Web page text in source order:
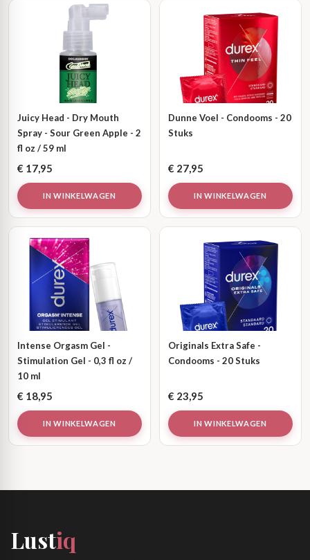
Juicy Head - Dry Mouth
Spray - Sour Green Apple - 2
fl oz / 59 ml
€ 17,95
IN WINKELWAGEN
Dunne Voel - Condooms - 20
Stuks
€ 27,95
IN WINKELWAGEN
Intense Orgasm Gel -
Stimulation Gel - 0,3 fl oz /
10 ml
€ 18,95
IN WINKELWAGEN
Originals Extra Safe -
Condooms - 20 Stuks
€ 23,95
IN WINKELWAGEN
Lustiq